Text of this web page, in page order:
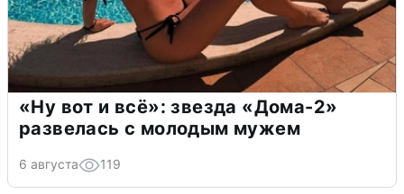
«Ну вот и всё»: звезда «Дома-2»
развелась с молодым мужем
6 августа 119